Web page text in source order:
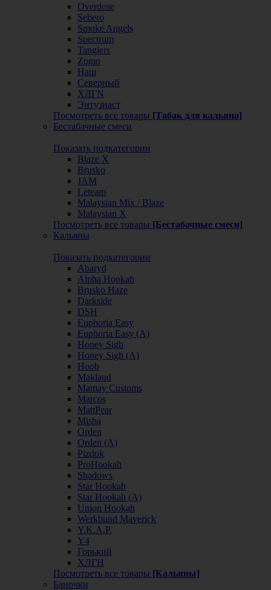
Overdose
Sebero
Smoke Angels
Spectrum
Tangiers
Zomo
Наш
Северный
ХЛГN
Энтузиаст
Посмотреть все товары [Табак для кальяна]
Бестабачные смеси
Показать подкатегории
Blaze X
Brusko
JAM
Leteam
Malaysian Mix / Blaze
Malaysian X
Посмотреть все товары [Бестабачные смеси]
Кальяны
Показать подкатегории
Abaryd
Alpha Hookah
Brusko Haze
Darkside
DSH
Euphoria Easy
Euphoria Easy (А)
Honey Sigh
Honey Sigh (А)
Hoob
Maklaud
Mamay Customs
Marcos
MattPear
Misha
Orden
Orden (А)
Pizduk
ProHookah
Shadows
Star Hookah
Star Hookah (А)
Union Hookah
Werkbund Maverick
Y.K.A.P.
Y4
Горький
ХЛГН
Посмотреть все товары [Кальяны]
Баночки